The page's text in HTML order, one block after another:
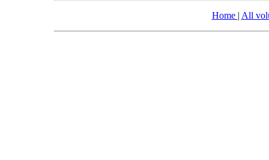
Home | All